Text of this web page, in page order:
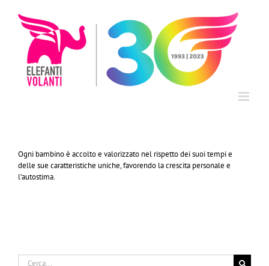
contenuto
Ogni bambino è accolto e valorizzato nel rispetto dei suoi tempi e
delle sue caratteristiche uniche, favorendo la crescita personale e
l’autostima.
Cerca